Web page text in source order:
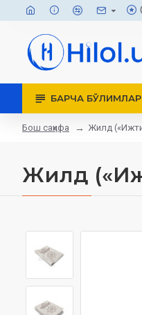
БАРЧА БЎЛИМЛАР
Бош саҳифа Жилд
Жилд